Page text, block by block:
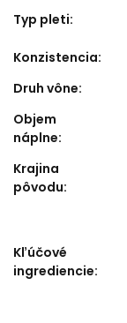
Typ pleti:
Konzistencia:
Druh vône:
Objem
náplne:
Krajina
pôvodu:
Kľúčové
ingrediencie: